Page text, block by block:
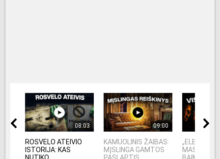
08:03
ROSVELO ATEIVIO
ISTORIJA: KAS
09:00
KAMUOLINIS ŽAIBAS:
MĮSLINGA GAMTOS
„ELEKTROS
MASINĖ